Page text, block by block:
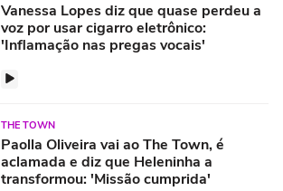
Vanessa Lopes diz que quase perdeu a
voz por usar cigarro eletrônico:
'Inflamação nas pregas vocais'
THE TOWN
Paolla Oliveira vai ao The Town, é
aclamada e diz que Heleninha a
transformou: 'Missão cumprida'